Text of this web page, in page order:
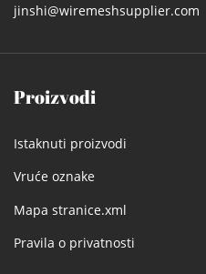
jinshi@wiremeshsupplier.com
Proizvodi
Istaknuti proizvodi
Vruće oznake
Mapa stranice.xml
Pravila o privatnosti